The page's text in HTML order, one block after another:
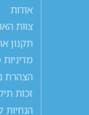
אודות
צוות
תקנון
הצהרת
זכות